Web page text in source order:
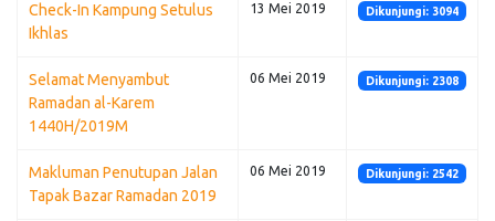
Check-In Kampung Setulus
Ikhlas
13 Mei 2019 Dikunjungi: 3094
Selamat Menyambut
Ramadan al-Karem
1440H/2019M
06 Mei 2019 Dikunjungi: 2308
Makluman Penutupan Jalan
Tapak Bazar Ramadan 2019
06 Mei 2019 Dikunjungi: 2542